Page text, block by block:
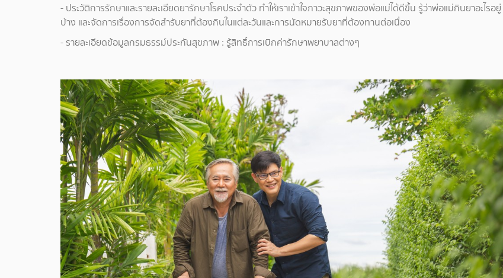
- ประวัติการรักษาและรายละเอียดยารักษาโรคประจำตัว ทำให้เราเข้าใจภาวะสุขภาพของพ่อแม่ได้ดีขึ้น รู้ว่าพ่อแม่กินยาอะไรอยู่
บ้าง และจัดการเรื่องการจัดสำรับยาที่ต้องกินในแต่ละวันและการนัดหมายรับยาที่ต้องทานต่อเนื่อง
- รายละเอียดข้อมูลกรมธรรม์ประกันสุขภาพ : รู้สิทธิ์การเบิกค่ารักษาพยาบาลต่างๆ